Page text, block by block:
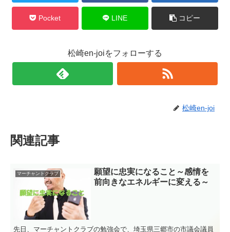
Pocket LINE コピー
松崎en-joiをフォローする
松崎en-joi
関連記事
マーチャントクラブ
願望に忠実になること～感情を
前向きなエネルギーに変える～
先日、マーチャントクラブの勉強会で、埼玉県三郷市の市議会議員